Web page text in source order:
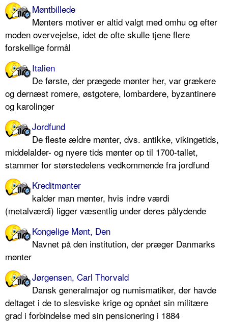
Møntbillede
Mønters motiver er altid valgt med omhu og efter
moden overvejelse, idet de ofte skulle tjene flere
forskellige formål
Italien
De første, der prægede mønter her, var grækere
og dernæst romere, østgotere, lombardere, byzantinere
og karolinger
Jordfund
De fleste ældre mønter, dvs. antikke, vikingetids,
middelalder- og nyere tids mønter op til 1700-tallet,
stammer for størstedelens vedkommende fra jordfund
Kreditmønter
kalder man mønter, hvis indre værdi
(metalværdi) ligger væsentlig under deres pålydende
Kongelige Mønt, Den
Navnet på den institution, der præger Danmarks
mønter
Jørgensen, Carl Thorvald
Dansk generalmajor og numismatiker, der havde
deltaget i de to slesviske krige og opnået sin militære
grad i forbindelse med sin pensionering i 1884